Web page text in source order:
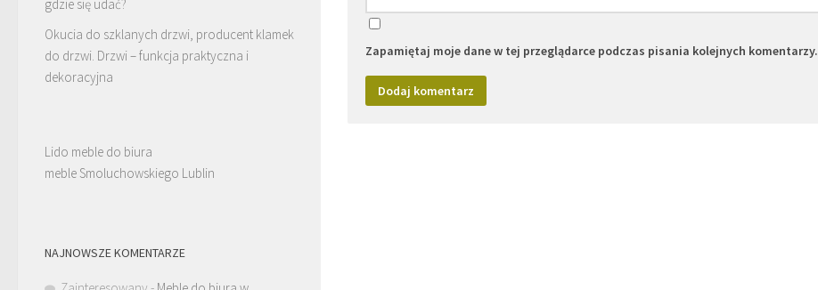
Zapamiętaj moje dane w tej przeglądarce podczas pisania kolejnych komentarzy.
gdzie się udać?
Okucia do szklanych drzwi, producent klamek
do drzwi. Drzwi – funkcja praktyczna i
dekoracyjna
Lido meble do biura
meble Smoluchowskiego Lublin
NAJNOWSZE KOMENTARZE